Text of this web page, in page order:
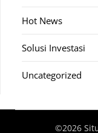
Hot News
Solusi Investasi
Uncategorized
©2026